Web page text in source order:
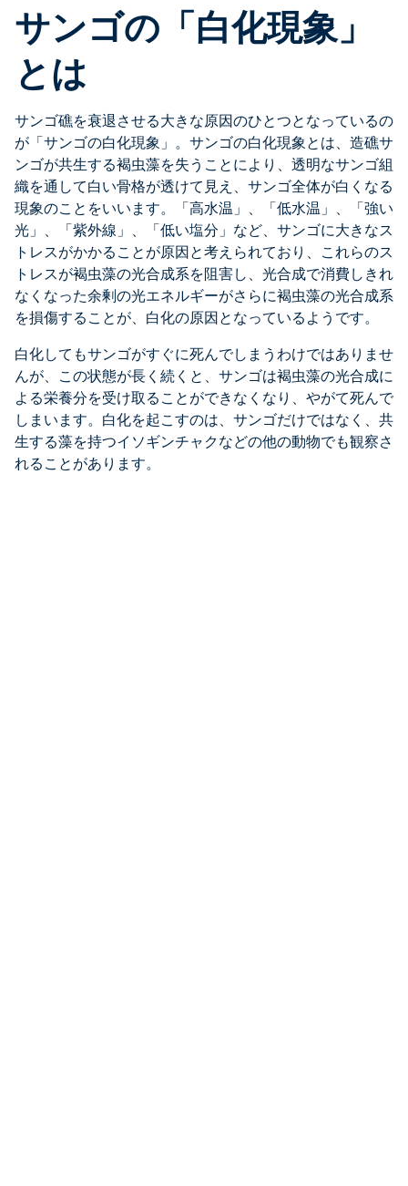
サンゴの「白化現象」
とは
サンゴ礁を衰退させる大きな原因のひとつとなっているの
が「サンゴの白化現象」。サンゴの白化現象とは、造礁サ
ンゴが共生する褐虫藻を失うことにより、透明なサンゴ組
織を通して白い骨格が透けて見え、サンゴ全体が白くなる
現象のことをいいます。「高水温」、「低水温」、「強い
光」、「紫外線」、「低い塩分」など、サンゴに大きなス
トレスがかかることが原因と考えられており、これらのス
トレスが褐虫藻の光合成系を阻害し、光合成で消費しきれ
なくなった余剰の光エネルギーがさらに褐虫藻の光合成系
を損傷することが、白化の原因となっているようです。
白化してもサンゴがすぐに死んでしまうわけではありませ
んが、この状態が長く続くと、サンゴは褐虫藻の光合成に
よる栄養分を受け取ることができなくなり、やがて死んで
しまいます。白化を起こすのは、サンゴだけではなく、共
生する藻を持つイソギンチャクなどの他の動物でも観察さ
れることがあります。